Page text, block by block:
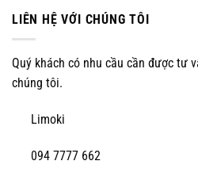
LIÊN HỆ VỚI CHÚNG TÔI
Quý khách có nhu cầu cần được tư
chúng tôi.
Limoki
094 7777 662